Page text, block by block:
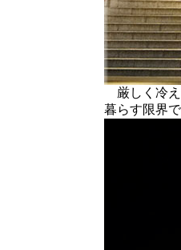
厳しく冷え
暮らす限界